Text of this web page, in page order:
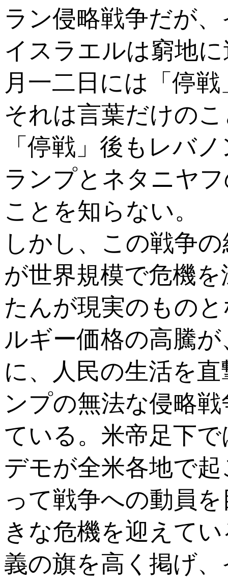
ラン侵略戦争だが
イスラエルは窮地
月一二日には「停
それは言葉だけの
「停戦」後もレバ
ランプとネタニヤ
ことを知らない。
しかし、この戦争
が世界規模で危機
たんが現実のもの
ルギー価格の高騰
に、人民の生活を
ンプの無法な侵略
ている。米帝足下
デモが全米各地で
って戦争への動員
きな危機を迎えて
義の旗を高く掲げ